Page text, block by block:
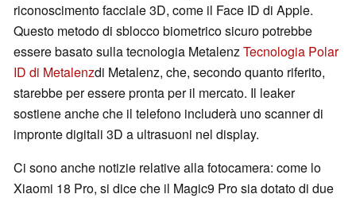
riconoscimento facciale 3D, come il Face ID di Apple.
Questo metodo di sblocco biometrico sicuro potrebbe
essere basato sulla tecnologia MetalenzTecnologia Polar
ID di Metalenzdi Metalenz, che, secondo quanto riferito,
starebbe per essere pronta per il mercato. Il leaker
sostiene anche che il telefono includerà uno scanner di
impronte digitali 3D a ultrasuoni nel display.
Ci sono anche notizie relative alla fotocamera: come lo
Xiaomi 18 Pro, si dice che il Magic9 Pro sia dotato di due